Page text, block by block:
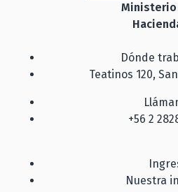
Ministerio
Dónde
Teatinos 120,
+56 2
Nuestra